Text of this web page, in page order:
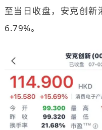
至当日收盘，安克创
6.79%。